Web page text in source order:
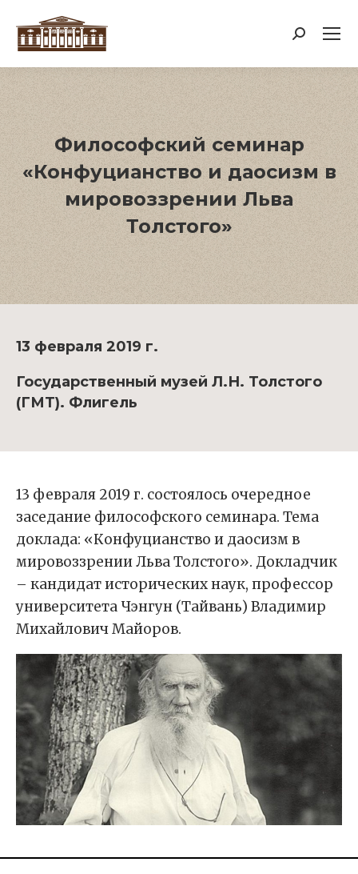
Поиск:
Философский семинар
«Конфуцианство и даосизм в
мировоззрении Льва
Толстого»
13 февраля 2019 г.
Государственный музей Л.Н. Толстого
(ГМТ). Флигель
13 февраля 2019 г. состоялось очередное
заседание философского семинара. Тема
доклада: «Конфуцианство и даосизм в
мировоззрении Льва Толстого». Докладчик
– кандидат исторических наук, профессор
университета Чэнгун (Тайвань) Владимир
Михайлович Майоров.